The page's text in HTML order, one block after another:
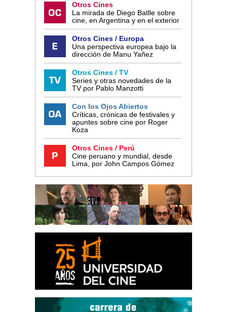
Otros Cines
La mirada de Diego Batlle sobre
cine, en Argentina y en el exterior
Otros Cines / Europa
Una perspectiva europea bajo la
dirección de Manu Yañez
Otros Cines / TV
Series y otras novedades de la
TV por Pablo Manzotti
Con los Ojos Abiertos
Críticas, crónicas de festivales y
apuntes sobre cine por Roger
Koza
Otros Cines / Perú
Cine peruano y mundial, desde
Lima, por John Campos Gómez